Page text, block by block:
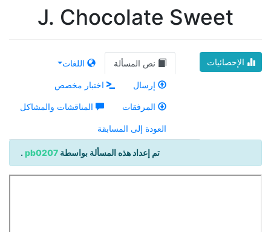
J. Chocolate Sweet
الإحصائيات نص المسألة اللغات
إرسال اختبار مخصص
المرفقات المناقشات والمشاكل
العودة إلى المسابقة
تم إعداد هذه المسألة بواسطةpb0207
.